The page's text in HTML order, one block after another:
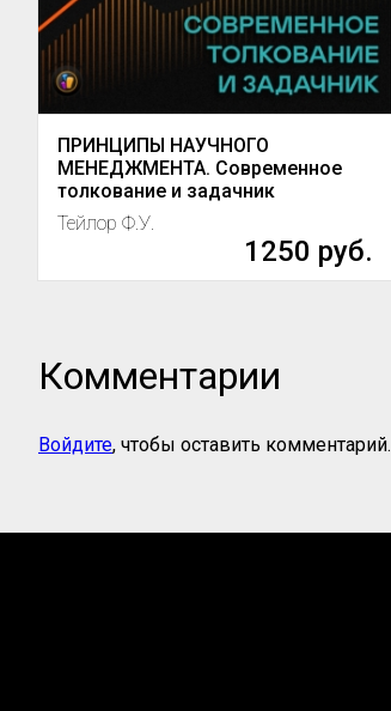
ПРИНЦИПЫ НАУЧНОГО
МЕНЕДЖМЕНТА. Современное
толкование и задачник
Тейлор Ф.У.
1250 руб.
Комментарии
Войдите, чтобы оставить комментарий.